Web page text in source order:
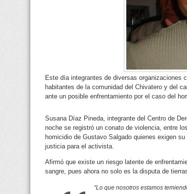
Este día integrantes de diversas organizaciones
habitantes de la comunidad del Chivatero y del
ante un posible enfrentamiento por el caso del
Susana Díaz Pineda, integrante del Centro de
noche se registró un conato de violencia, entre
homicidio de Gustavo Salgado quienes exigen
justicia para el activista.
Afirmó que existe un riesgo latente de
sangre, pues ahora no solo es la disputa de
“Lo que nosotros estamos